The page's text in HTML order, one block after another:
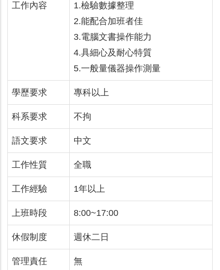
工作內容
1.檢驗數據整理
2.能配合加班者佳
3.電腦文書操作能力
4.具細心及耐心特質
5.一般量儀器操作測量
學歷要求 專科以上
科系要求 不拘
語文要求 中文
工作性質 全職
工作經驗 1年以上
上班時段 8:00~17:00
休假制度 週休二日
管理責任 無